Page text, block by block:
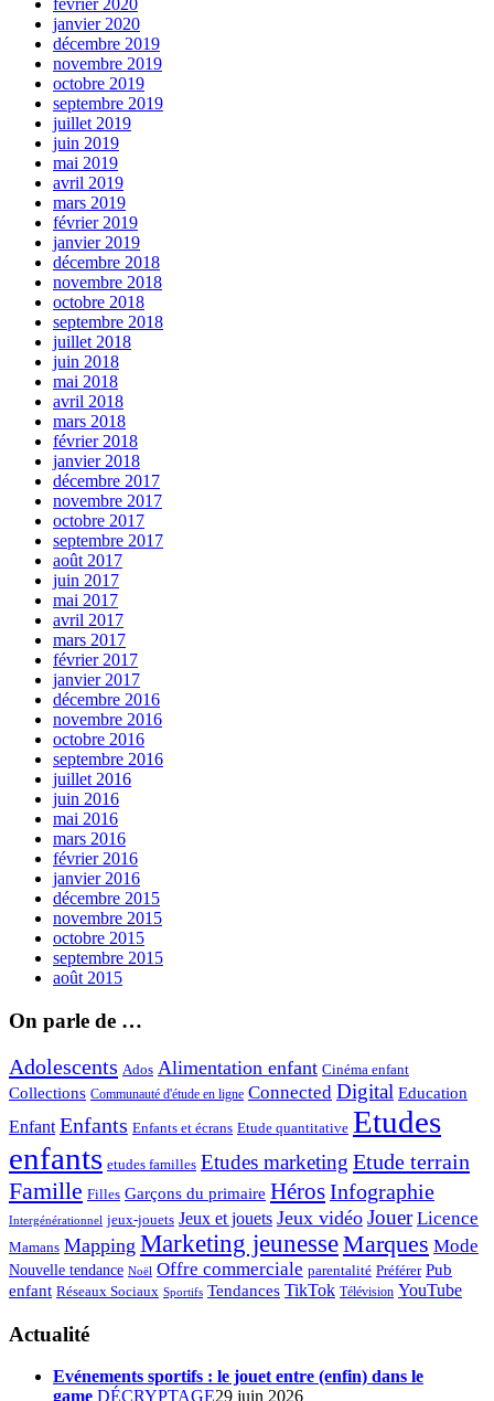
février 2020
janvier 2020
décembre 2019
novembre 2019
octobre 2019
septembre 2019
juillet 2019
juin 2019
mai 2019
avril 2019
mars 2019
février 2019
janvier 2019
décembre 2018
novembre 2018
octobre 2018
septembre 2018
juillet 2018
juin 2018
mai 2018
avril 2018
mars 2018
février 2018
janvier 2018
décembre 2017
novembre 2017
octobre 2017
septembre 2017
août 2017
juin 2017
mai 2017
avril 2017
mars 2017
février 2017
janvier 2017
décembre 2016
novembre 2016
octobre 2016
septembre 2016
juillet 2016
juin 2016
mai 2016
mars 2016
février 2016
janvier 2016
décembre 2015
novembre 2015
octobre 2015
septembre 2015
août 2015
On parle de …
Adolescents Ados Alimentation enfant Cinéma enfant
Collections Communauté d'étude en ligne Connected Digital Education
Enfant Enfants Enfants et écrans Etude quantitative Etudes
enfants etudes familles Etudes marketing Etude terrain
Famille Filles Garçons du primaire HérosInfographie
Intergénérationnel jeux-jouets Jeux et jouets Jeux vidéo Jouer Licence
Mamans Mapping Marketing jeunesseMarques Mode
Nouvelle tendance Noël Offre commerciale parentalité Préférer Pub
enfant Réseaux Sociaux Sportifs Tendances TikTok Télévision YouTube
Actualité
Evénements sportifs : le jouet entre (enfin) dans le
game DÉCRYPTAGE29 juin 2026